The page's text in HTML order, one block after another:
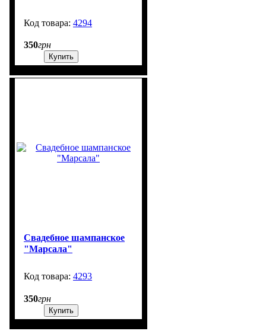
4294
350грн
Купить
Свадебное шампанское
"Марсала"
4293
350грн
Купить